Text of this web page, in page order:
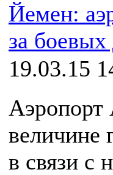
Йемен:
за боевых
19.03.15
Аэропорт
величине
в связи с